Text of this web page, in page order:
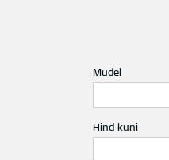
Mudel
Hind kuni